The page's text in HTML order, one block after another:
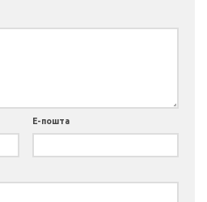
Е-пошта